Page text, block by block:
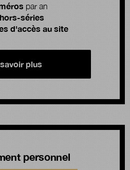
par an
séries
d'accès au site
plus
personnel